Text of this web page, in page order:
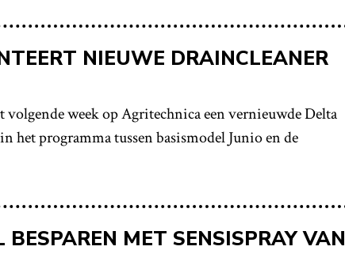
NIEUWE DRAINCLEANER
week op Agritechnica een vernieuwde Delta
het programma tussen basismodel Junio en de
MET SENSISPRAY VAN